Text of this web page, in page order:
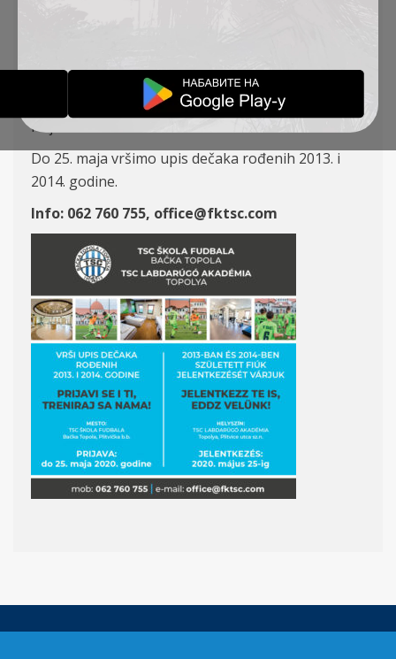
OBAVEŠTENJA 15-05-2020
Prijavi se za školu fudbala!
Do 25. maja vršimo upis dečaka rođenih 2013. i
2014. godine.
Info: 062 760 755, office@fktsc.com